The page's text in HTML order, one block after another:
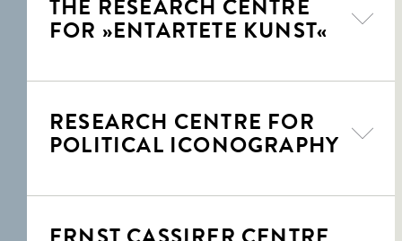
THE RESEARCH CENTRE
FOR »ENTARTETE KUNST«
RESEARCH CENTRE FOR
POLITICAL ICONOGRAPHY